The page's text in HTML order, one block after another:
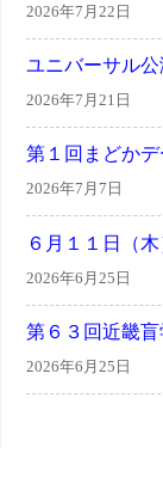
2026年7月22日
ユニバーサル
2026年7月21日
第１回まどかデ
2026年7月7日
６月１１日（
2026年6月25日
第６３回近畿
2026年6月25日